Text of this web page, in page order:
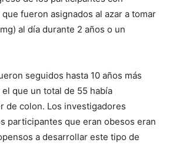
fueron asignados al azar a tomar
al día durante 2 años o un
seguidos hasta 10 años más
que un total de 55 había
de colon. Los investigadores
participantes que eran obesos eran
a desarrollar este tipo de